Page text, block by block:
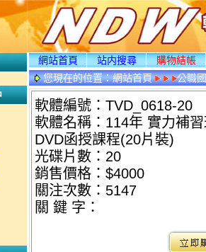
網站首頁 站内搜尋
購物結帳
您現在的位置：網站首頁 公職
軟體編號：TVD_0618-20
軟體名稱：114年 實力補
DVD函授課程(20片裝)
光碟片數：20
銷售價格：$4000
關注次數： 5147
關 鍵 字：